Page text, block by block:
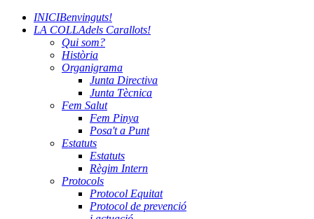
INICIBenvinguts!
LA COLLAdels Carallots!
Qui som?
Història
Organigrama
Junta Directiva
Junta Tècnica
Fem Salut
Fem Pinya
Posa't a Punt
Estatuts
Estatuts
Règim Intern
Protocols
Protocol Equitat
Protocol de prevenció